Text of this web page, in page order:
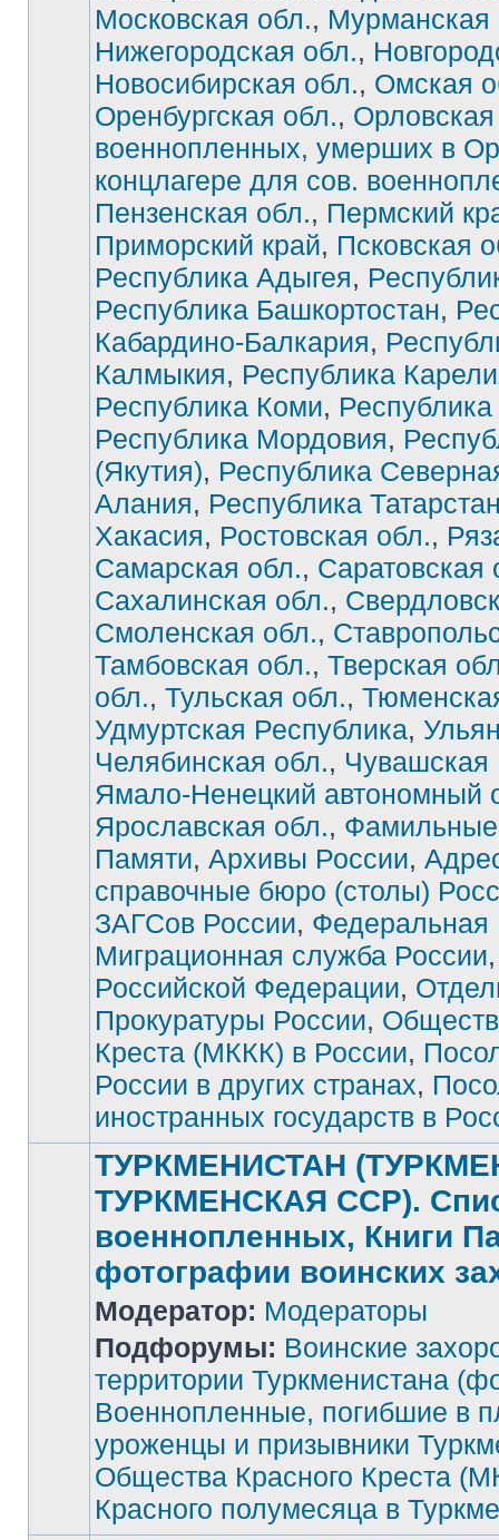
Нет
непрочитанных
сообщений
Московская обл., Мурманская
Нижегородская обл.,
Новосибирская обл., Омская
Оренбургская обл.,
военнопленных, умерших в
концлагере для сов.
Пензенская обл., Пермский
Приморский край, Псковская
Республика Адыгея,
Республика Башкортостан,
Кабардино-Балкария,
Калмыкия, Республика
Республика Коми,
Республика Мордовия,
(Якутия), Республика
Алания, Республика
Хакасия, Ростовская обл.,
Самарская обл., Саратовская
Сахалинская обл.,
Смоленская обл.,
Тамбовская обл., Тверская
обл., Тульская обл.,
Удмуртская Республика,
Челябинская обл., Чувашская
Ямало-Ненецкий автономный
Ярославская обл., Фамильные
Памяти, Архивы России,
справочные бюро (столы)
ЗАГСов России, Федеральная
Миграционная служба России
Российской Федерации,
Прокуратуры России,
Креста (МККК) в России,
России в других странах,
иностранных государств в
Нет
сообщений
ТУРКМЕНИСТАН
ТУРКМЕНСКАЯ ССР).
военнопленных, Книги
фотографии воинских
Модератор: Модераторы
Подфорумы: Воинские
территории Туркменистана
Военнопленные, погибшие в
уроженцы и призывники
Общества Красного Креста
Красного полумесяца в